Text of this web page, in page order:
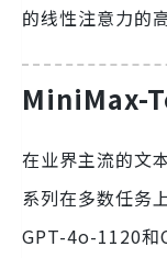
的线性注意力的
MiniMax-
在业界主流的文
系列在多数任务
GPT-4o-1120